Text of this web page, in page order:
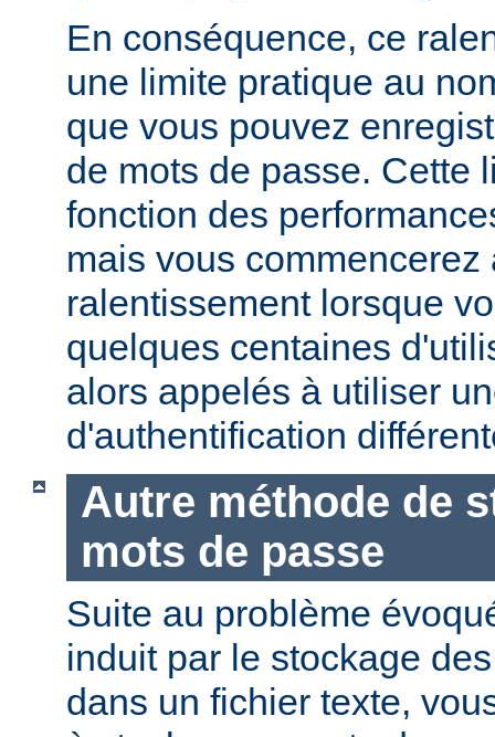
En conséquence, ce
une limite pratique au
que vous pouvez
de mots de passe. Cette
fonction des
mais vous commencerez
ralentissement lorsque
quelques centaines
alors appelés à utiliser
d'authentification
Autre méthode de
mots de passe
Suite au problème
induit par le stockage
dans un fichier texte,